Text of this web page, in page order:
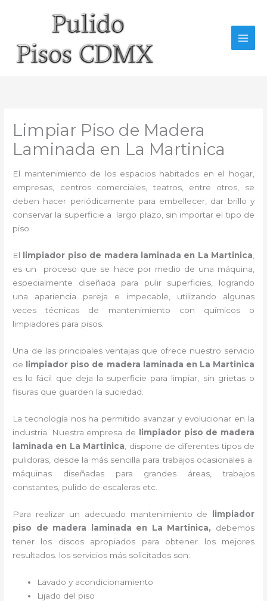
Limpiar Piso de Madera
Laminada en La Martinica
El mantenimiento de los espacios habitados en el hogar,
empresas, centros comerciales, teatros, entre otros, se
deben hacer periódicamente para embellecer, dar brillo y
conservar la superficie a largo plazo, sin importar el tipo de
piso.
El limpiador piso de madera laminada en La Martinica
es un proceso que se hace por medio de una máquina,
especialmente diseñada para pulir superficies, logrando
una apariencia pareja e impecable, utilizando algunas
veces técnicas de mantenimiento con químicos o
limpiadores para pisos.
Una de las principales ventajas que ofrece nuestro servicio
de
limpiador piso de madera laminada en La Martinica
es lo fácil que deja la superficie para limpiar, sin grietas o
fisuras que guarden la suciedad.
La tecnología nos ha permitido avanzar y evolucionar en la
industria. Nuestra empresa de
limpiador piso de madera
laminada en La Martinica , dispone de diferentes tipos de
pulidoras, desde la más sencilla para trabajos ocasionales a
máquinas diseñadas para grandes áreas, trabajos
constantes, pulido de escaleras etc.
Para realizar un adecuado mantenimiento de
limpiador
piso de madera laminada en La Martinica, debemos
tener los discos apropiados para obtener los mejores
resultados. los servicios más solicitados son:
Lavado y acondicionamiento
Lijado del piso